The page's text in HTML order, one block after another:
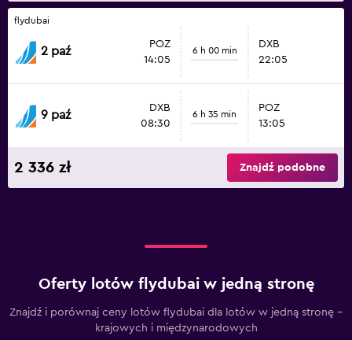
flydubai
2 paź
POZ
14:05
6 h 00 min
DXB
22:05
9 paź
DXB
08:30
6 h 35 min
POZ
13:05
2 336 zł Znajdź podobne
Oferty lotów flydubai w jedną stronę
Znajdź i porównaj ceny lotów flydubai dla lotów w jedną stronę –
krajowych i międzynarodowych